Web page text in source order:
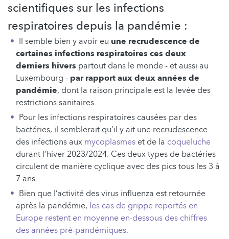
scientifiques sur les infections
respiratoires depuis la pandémie :
Il semble bien y avoir eu une recrudescence de
certaines infections respiratoires ces deux
derniers hivers partout dans le monde - et aussi au
Luxembourg - par rapport aux deux années de
pandémie, dont la raison principale est la levée des
restrictions sanitaires.
Pour les infections respiratoires causées par des
bactéries, il semblerait qu’il y ait une recrudescence
des infections aux mycoplasmes et de la coqueluche
durant l’hiver 2023/2024. Ces deux types de bactéries
circulent de manière cyclique avec des pics tous les 3 à
7 ans.
Bien que l’activité des virus influenza est retournée
après la pandémie, les cas de grippe reportés en
Europe restent en moyenne en-dessous des chiffres
des années pré-pandémiques.